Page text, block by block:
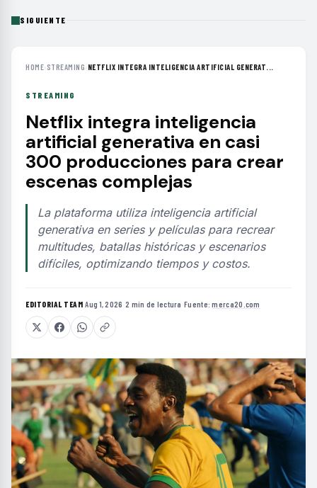
SIGUIENTE
HOME› STREAMING› NETFLIX INTEGRA INTELIGENCIA ARTIFICIAL GENERAT...
STREAMING
Netflix integra inteligencia
artificial generativa en casi
300 producciones para crear
escenas complejas
La plataforma utiliza inteligencia artificial
generativa en series y películas para recrear
multitudes, batallas históricas y escenarios
difíciles, optimizando tiempos y costos.
EDITORIAL TEAM·Aug 1, 2026 ·2 min de lectura ·Fuente:merca20.com